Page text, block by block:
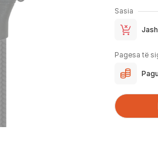
Sasia
Pagesa të